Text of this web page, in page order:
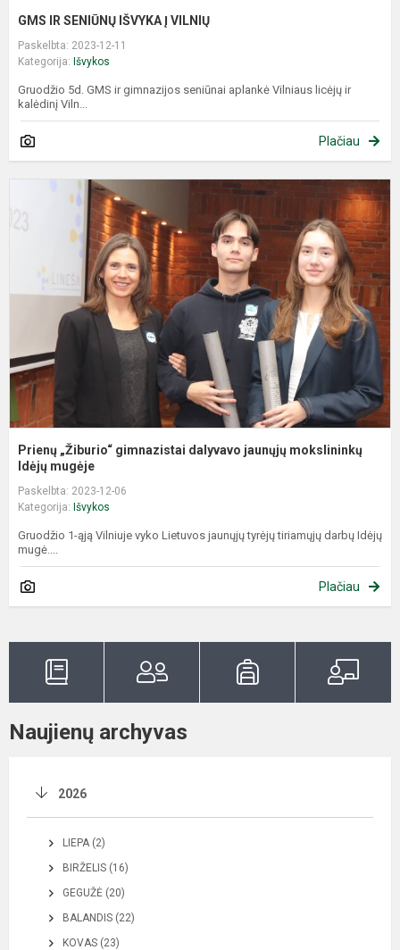
GMS IR SENIŪNŲ IŠVYKA Į VILNIŲ
Paskelbta: 2023-12-11
Kategorija: Išvykos
Gruodžio 5d. GMS ir gimnazijos seniūnai aplankė Vilniaus licėjų ir
kalėdinį Viln...
Plačiau
Prienų „Žiburio“ gimnazistai dalyvavo jaunųjų mokslininkų
Idėjų mugėje
Paskelbta: 2023-12-06
Kategorija: Išvykos
Gruodžio 1-ąją Vilniuje vyko Lietuvos jaunųjų tyrėjų tiriamųjų darbų Idėjų
mugė....
Plačiau
Naujienų archyvas
2026
LIEPA (2)
BIRŽELIS (16)
GEGUŽĖ (20)
BALANDIS (22)
KOVAS (23)